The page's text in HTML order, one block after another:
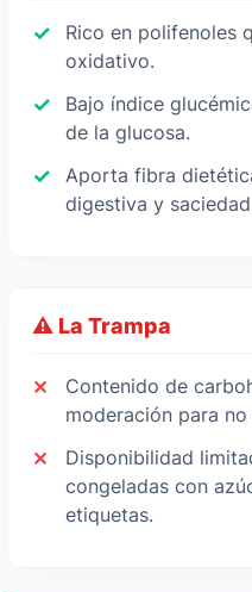
Rico en polifenoles
oxidativo.
Bajo índice
de la glucosa.
Aporta fibra
digestiva y
⚠️ La Trampa
Contenido de
moderación para
Disponibilidad
congeladas con
etiquetas.